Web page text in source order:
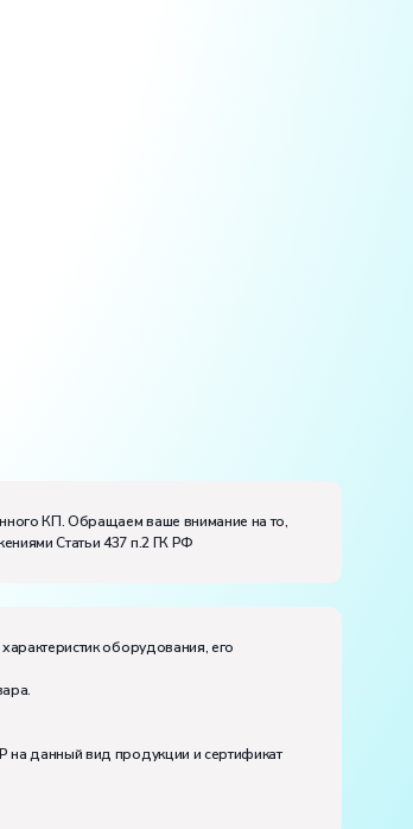
КП. Обращаем ваше внимание на то,
Статьи 437 п.2 ГК РФ
оборудования, его
на данный вид продукции и сертификат